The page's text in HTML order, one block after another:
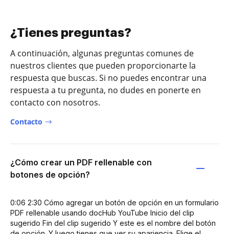
¿Tienes preguntas?
A continuación, algunas preguntas comunes de
nuestros clientes que pueden proporcionarte la
respuesta que buscas. Si no puedes encontrar una
respuesta a tu pregunta, no dudes en ponerte en
contacto con nosotros.
Contacto
¿Cómo crear un PDF rellenable con
botones de opción?
0:06 2:30 Cómo agregar un botón de opción en un formulario
PDF rellenable usando docHub YouTube Inicio del clip
sugerido Fin del clip sugerido Y este es el nombre del botón